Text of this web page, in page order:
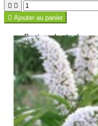
 
 Ajouter au panier
Rupture de stock